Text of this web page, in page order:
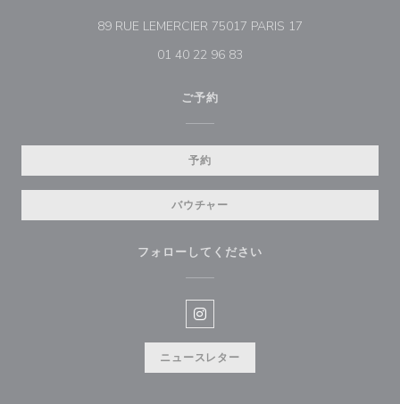
89 RUE LEMERCIER 75017 PARIS 17
01 40 22 96 83
ご予約
予約
バウチャー
フォローしてください
Instagram ((新しいウィンドウ
ニュースレター